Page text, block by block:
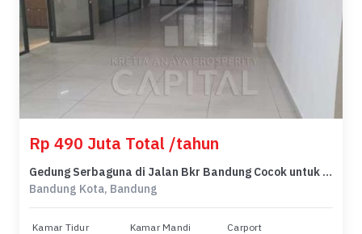
Rp 490 Juta Total /tahun
Gedung Serbaguna di Jalan Bkr Bandung Cocok untuk Berbagai Jenis Usaha
Bandung Kota, Bandung
Kamar Tidur Kamar Mandi Carport